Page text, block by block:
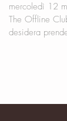
mercoledì 12
The Offline
desidera